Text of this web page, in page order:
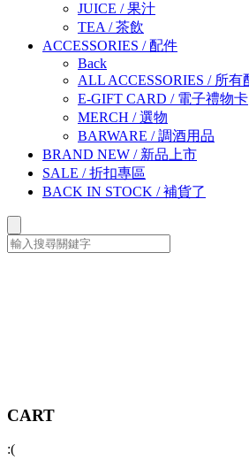
JUICE /果汁
TEA /茶飲
ACCESSORIES /配件
Back
ALL ACCESSORIES / 所有
E-GIFT CARD / 電子禮物卡
MERCH /選物
BARWARE /調酒用品
BRAND NEW / 新品上市
SALE /折扣專區
BACK IN STOCK /補貨了
CART
:(